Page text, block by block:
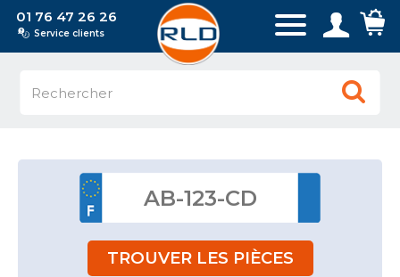
01 76 47 26 26
Service clients
TROUVER LES PIÈCES